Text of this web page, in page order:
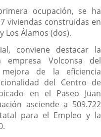
ocupación, se ha
viviendas construidas en
Los Álamos (dos).
conviene destacar la
Volconsa del
de la eficiencia
del Centro de
en el Paseo Juan
asciende a 509.722
para el Empleo y la